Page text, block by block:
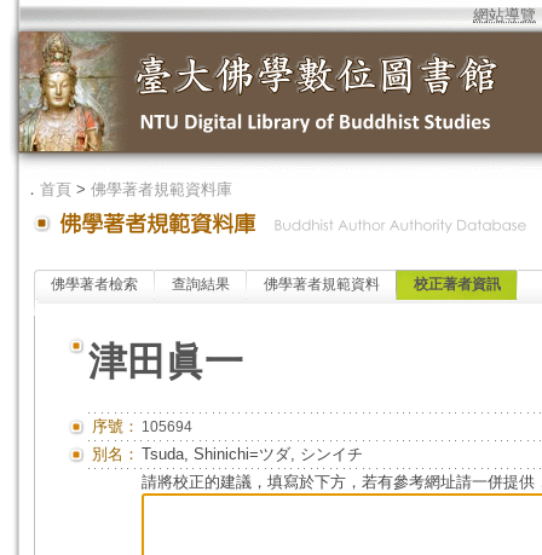
網站導覽
． 首頁 > 佛學著者規範資料庫
佛學著者檢索 查詢結果 佛學著者規範資料 校正著者資訊
津田眞一
序號： 105694
別名： Tsuda, Shinichi=ツダ, シンイチ
請將校正的建議，填寫於下方，若有參考網址請一併提供